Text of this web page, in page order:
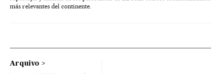
más relevantes del continente.
Arquivo